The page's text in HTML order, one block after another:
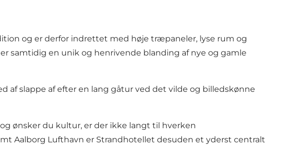
og er derfor indrettet med høje træpaneler, lyse rum og
samtidig en unik og henrivende blanding af nye og gamle
slappe af efter en lang gåtur ved det vilde og billedskønne
ønsker du kultur, er der ikke langt til hverken
Aalborg Lufthavn er Strandhotellet desuden et yderst centralt